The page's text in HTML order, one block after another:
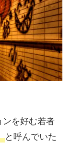
ンを好む若者
と呼んでいた